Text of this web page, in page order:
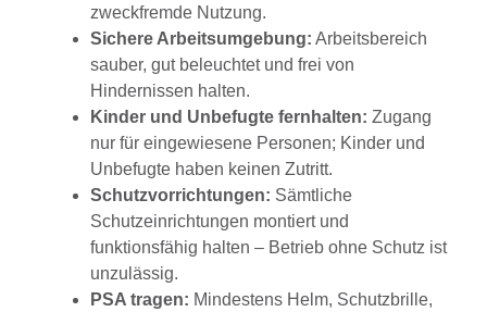
zweckfremde Nutzung.
Sichere Arbeitsumgebung: Arbeitsbereich
sauber, gut beleuchtet und frei von
Hindernissen halten.
Kinder und Unbefugte fernhalten: Zugang
nur für eingewiesene Personen; Kinder und
Unbefugte haben keinen Zutritt.
Schutzvorrichtungen: Sämtliche
Schutzeinrichtungen montiert und
funktionsfähig halten – Betrieb ohne Schutz ist
unzulässig.
PSA tragen: Mindestens Helm, Schutzbrille,